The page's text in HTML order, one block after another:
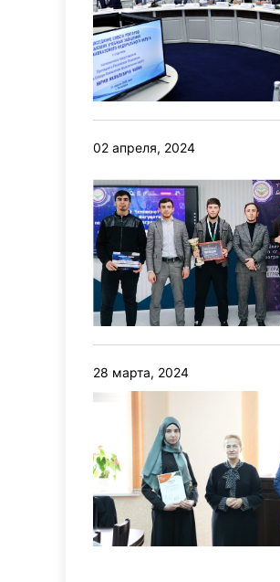
02 апреля, 2024
28 марта, 2024